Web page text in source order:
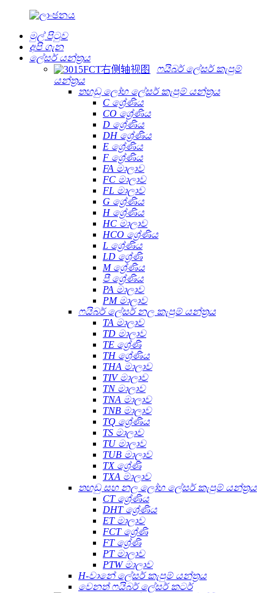
මුල් පිටුව
අපි ගැන
ලේසර් යන්ත්‍රය
ෆයිබර් ලේසර් කැපුම්
යන්ත්‍රය
තහඩු ලෝහ ලේසර් කැපුම් යන්ත්‍රය
C ශ්‍රේණිය
CO ශ්‍රේණිය
D ශ්‍රේණිය
DH ශ්‍රේණිය
E ශ්‍රේණිය
F ශ්‍රේණිය
FA මාලාව
FC මාලාව
FL මාලාව
G ශ්‍රේණිය
H ශ්‍රේණිය
HC මාලාව
HCO ශ්‍රේණිය
L ශ්‍රේණිය
LD ශ්‍රේණි
M ශ්‍රේණිය
පී ශ්‍රේණිය
PA මාලාව
PM මාලාව
ෆයිබර් ලේසර් නල කැපුම් යන්ත්‍රය
TA මාලාව
TD මාලාව
TE ශ්‍රේණි
TH ශ්‍රේණිය
THA මාලාව
TIV මාලාව
TN මාලාව
TNA මාලාව
TNB මාලාව
TQ ශ්‍රේණිය
TS මාලාව
TU මාලාව
TUB මාලාව
TX ශ්‍රේණි
TXA මාලාව
තහඩු සහ නල ලෝහ ලේසර් කැපුම් යන්ත්‍රය
CT ශ්‍රේණිය
DHT ශ්‍රේණිය
ET මාලාව
FCT ශ්‍රේණි
FT ශ්‍රේණි
PT මාලාව
PTW මාලාව
H-වානේ ලේසර් කැපුම් යන්ත්‍රය
වෙනත් ෆයිබර් ලේසර් කටර්